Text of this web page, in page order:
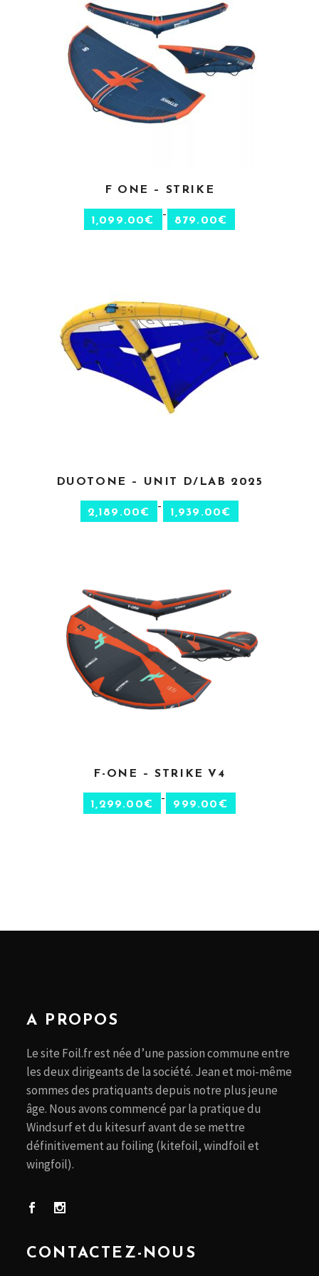
CHOIX DES OPTIONS
F ONE – STRIKE
879.00€
–
1,099.00€
CHOIX DES OPTIONS
DUOTONE – UNIT D/LAB 2025
1,939.00€
–
2,189.00€
CHOIX DES OPTIONS
F-ONE – STRIKE V4
999.00 €
–
1,299.00€
A PROPOS
Le site Foil.fr est née d’une passion commune entre
les deux dirigeants de la société. Jean et moi-même
sommes des pratiquants depuis notre plus jeune
âge. Nous avons commencé par la pratique du
Windsurf et du kitesurf avant de se mettre
définitivement au foiling (kitefoil, windfoil et
wingfoil).
CONTACTEZ-NOUS